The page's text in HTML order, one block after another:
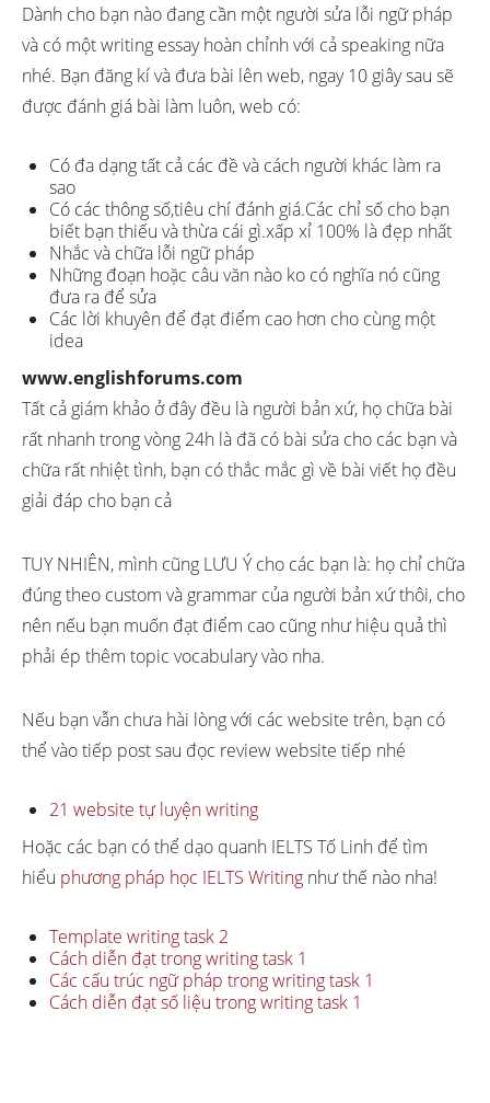
Dành cho bạn nào đang cần một người sửa lỗi ngữ pháp
và có một writing essay hoàn chỉnh với cả speaking nữa
nhé. Bạn đăng kí và đưa bài lên web, ngay 10 giây sau sẽ
được đánh giá bài làm luôn, web có:
Có đa dạng tất cả các đề và cách người khác làm ra
sao
Có các thông số,tiêu chí đánh giá.Các chỉ số cho bạn
biết bạn thiếu và thừa cái gì.xấp xỉ 100% là đẹp nhất
Nhắc và chữa lỗi ngữ pháp
Những đoạn hoặc câu văn nào ko có nghĩa nó cũng
đưa ra để sửa
Các lời khuyên để đạt điểm cao hơn cho cùng một
idea
www.englishforums.com
Tất cả giám khảo ở đây đều là người bản xứ, họ chữa bài
rất nhanh trong vòng 24h là đã có bài sửa cho các bạn và
chữa rất nhiệt tình, bạn có thắc mắc gì về bài viết họ đều
giải đáp cho bạn cả
TUY NHIÊN, mình cũng LƯU Ý cho các bạn là: họ chỉ chữa
đúng theo custom và grammar của người bản xứ thôi, cho
nên nếu bạn muốn đạt điểm cao cũng như hiệu quả thì
phải ép thêm topic vocabulary vào nha.
Nếu bạn vẫn chưa hài lòng với các website trên, bạn có
thể vào tiếp post sau đọc review website tiếp nhé
21 website tự luyện writing
Hoặc các bạn có thể dạo quanh IELTS Tố Linh để tìm
hiểu phương pháp học IELTS Writing như thế nào nha!
Template writing task 2
Cách diễn đạt trong writing task 1
Các cấu trúc ngữ pháp trong writing task 1
Cách diễn đạt số liệu trong writing task 1